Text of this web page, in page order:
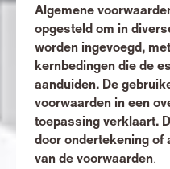
Algemene
opgesteld om in
worden ingevoegd,
kernbedingen die de
aanduiden. De
voorwaarden in een
toepassing verklaart.
door ondertekening of
van de voorwaarden.